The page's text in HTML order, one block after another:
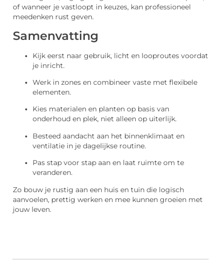
of wanneer je vastloopt in keuzes, kan professioneel
meedenken rust geven.
Samenvatting
Kijk eerst naar gebruik, licht en looproutes voordat
je inricht.
Werk in zones en combineer vaste met flexibele
elementen.
Kies materialen en planten op basis van
onderhoud en plek, niet alleen op uiterlijk.
Besteed aandacht aan het binnenklimaat en
ventilatie in je dagelijkse routine.
Pas stap voor stap aan en laat ruimte om te
veranderen.
Zo bouw je rustig aan een huis en tuin die logisch
aanvoelen, prettig werken en mee kunnen groeien met
jouw leven.